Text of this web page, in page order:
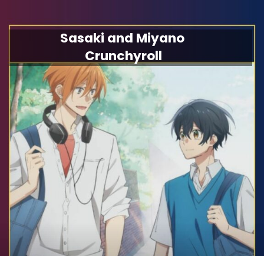
Sasaki and Miyano
Crunchyroll